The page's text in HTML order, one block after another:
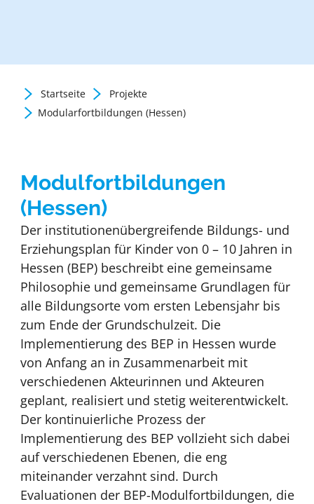
Zurück zur Newsübersicht
Startseite
Projekte
Modularfortbildungen (Hessen)
Modulfortbildungen
(Hessen)
Der institutionenübergreifende Bildungs- und
Erziehungsplan für Kinder von 0 – 10 Jahren in
Hessen (BEP) beschreibt eine gemeinsame
Philosophie und gemeinsame Grundlagen für
alle Bildungsorte vom ersten Lebensjahr bis
zum Ende der Grundschulzeit. Die
Implementierung des BEP in Hessen wurde
von Anfang an in Zusammenarbeit mit
verschiedenen Akteurinnen und Akteuren
geplant, realisiert und stetig weiterentwickelt.
Der kontinuierliche Prozess der
Implementierung des BEP vollzieht sich dabei
auf verschiedenen Ebenen, die eng
miteinander verzahnt sind. Durch
Evaluationen der BEP-Modulfortbildungen, die